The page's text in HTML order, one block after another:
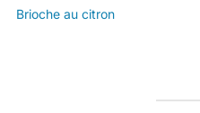
Brioche au citron